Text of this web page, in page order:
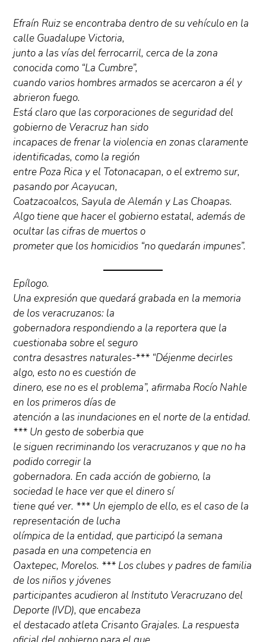
Efraín Ruiz se encontraba dentro de su vehículo en la
calle Guadalupe Victoria,
junto a las vías del ferrocarril, cerca de la zona
conocida como “La Cumbre”,
cuando varios hombres armados se acercaron a él y
abrieron fuego.
Está claro que las corporaciones de seguridad del
gobierno de Veracruz han sido
incapaces de frenar la violencia en zonas claramente
identificadas, como la región
entre Poza Rica y el Totonacapan, o el extremo sur,
pasando por Acayucan,
Coatzacoalcos, Sayula de Alemán y Las Choapas.
Algo tiene que hacer el gobierno estatal, además de
ocultar las cifras de muertos o
prometer que los homicidios “no quedarán impunes”.
Epílogo.
Una expresión que quedará grabada en la memoria
de los veracruzanos: la
gobernadora respondiendo a la reportera que la
cuestionaba sobre el seguro
contra desastres naturales-*** “Déjenme decirles
algo, esto no es cuestión de
dinero, ese no es el problema”, afirmaba Rocío Nahle
en los primeros días de
atención a las inundaciones en el norte de la entidad.
*** Un gesto de soberbia que
le siguen recriminando los veracruzanos y que no ha
podido corregir la
gobernadora. En cada acción de gobierno, la
sociedad le hace ver que el dinero sí
tiene qué ver. *** Un ejemplo de ello, es el caso de la
representación de lucha
olímpica de la entidad, que participó la semana
pasada en una competencia en
Oaxtepec, Morelos. *** Los clubes y padres de familia
de los niños y jóvenes
participantes acudieron al Instituto Veracruzano del
Deporte (IVD), que encabeza
el destacado atleta Crisanto Grajales. La respuesta